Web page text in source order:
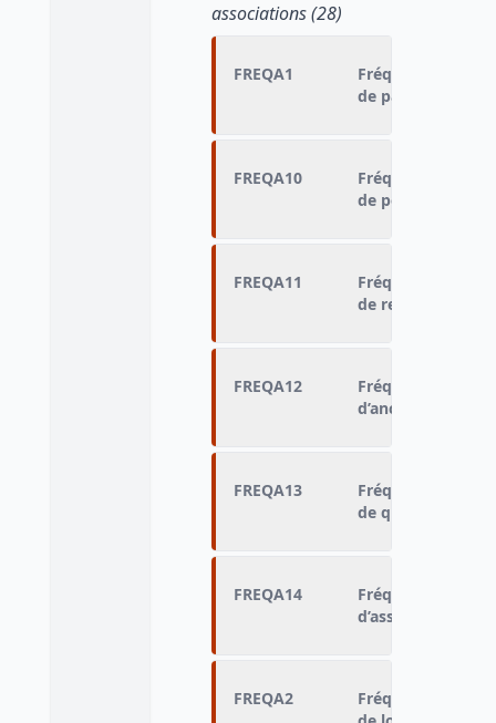
associations (28)
FREQA1
Fréquence de
de parents
FREQA10
Fréquence de
de personnes
FREQA11
Fréquence de
de retraités
FREQA12
Fréquence de
d’anciens élèves
FREQA13
Fréquence de
de quartier ou
FREQA14
Fréquence de
d’association
FREQA2
Fréquence de